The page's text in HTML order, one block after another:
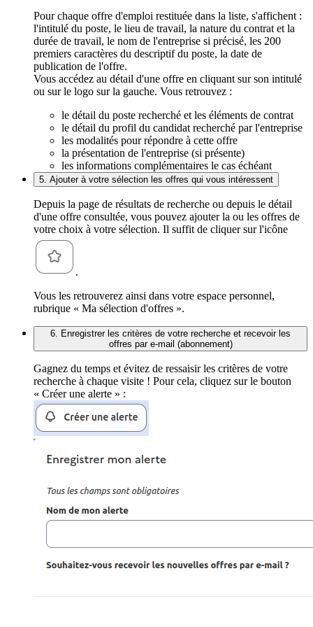
Pour chaque offre d'emploi restituée dans la liste, s'affichent :
l'intitulé du poste, le lieu de travail, la nature du contrat et la
durée de travail, le nom de l'entreprise si précisé, les 200
premiers caractères du descriptif du poste, la date de
publication de l'offre.
Vous accédez au détail d'une offre en cliquant sur son intitulé
ou sur le logo sur la gauche. Vous retrouvez :
le détail du poste recherché et les éléments de contrat
le détail du profil du candidat recherché par l'entreprise
les modalités pour répondre à cette offre
la présentation de l'entreprise (si présente)
les informations complémentaires le cas échéant
5. Ajouter à votre sélection les offres qui vous intéressent
Depuis la page de résultats de recherche ou depuis le détail
d'une offre consultée, vous pouvez ajouter la ou les offres de
votre choix à votre sélection. Il suffit de cliquer sur l'icône
.
Vous les retrouverez ainsi dans votre espace personnel,
rubrique « Ma sélection d'offres ».
6. Enregistrer les critères de votre recherche et recevoir les
offres par e-mail (abonnement)
Gagnez du temps et évitez de ressaisir les critères de votre
recherche à chaque visite ! Pour cela, cliquez sur le bouton
« Créer une alerte » :